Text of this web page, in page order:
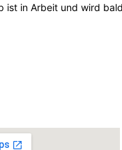
ist in Arbeit und wird